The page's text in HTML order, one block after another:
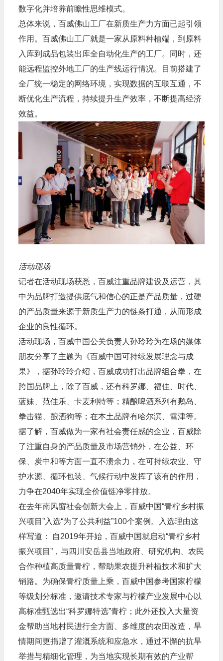
数字化并培养前瞻性思维模式。
总体来说，百威佛山工厂在新质生产力方面已起引领
作用。百威佛山工厂就是一家从原料种植端，到原料
入库到成品包装出库全自动化生产的工厂。同时，还
能远程监控外地工厂的生产线运行情况。目前搭建了
全厂统一稳定的网络环境，实现数据的互联互通，不
断优化生产流程，持续提升生产效率，不断提高经济
效益。
活动现场
记者在活动现场获悉，百威注重品牌建设及运营，其
中为品牌打造提供底气和信心的正是产品质量，过硬
的产品质量来源于新质生产力的链条打通，从而形成
企业的良性循环。
活动现场，百威中国公关负责人孙玲玲为在场的媒体
朋友分享了主题为《百威中国可持续发展理念与成
果》，据孙玲玲介绍，百威成功打出品牌组合拳，在
跨国品牌上，除了百威，还有科罗娜、福佳、时代、
蓝妹、范佳乐、卡麦利特等；精酿啤酒系列有鹅岛、
拳击猫、酿酒狗等；在本土品牌有哈尔滨、雪津等。
据了解，百威做为一家有社会责任感的企业，百威除
了注重自身的产品质量及市场营销外，在公益、环
保、炭中和等方面一直不溃余力，在可持续农业、守
护水源、循环包装、气候行动中发挥了该有的作用，
力争在2040年实现全价值链净零排放。
在去年南风窗社会创新大会上，百威中国“青柠乡村振
兴项目”入选“为了公共利益”100个案例。入选理由这
样写道： 自2019年开始，百威中国就启动“青柠乡村
振兴项目”，与四川安岳县当地政府、研究机构、农民
合作种植高质量青柠，帮助果农提升种植技术和扩大
销路。为确保青柠质量上乘，百威中国参考国家柠檬
等级划分标准，邀请技术专家与柠檬产业发展中心以
高标准甄选出“科罗娜特选”青柠；此外还投入大量资
金帮助当地村民进行全方面、多维度的农田改造，旱
情期间更捐赠了灌溉系统和应急水，通过不懈的抗旱
举措与精细化管理，为当地实现长期有效的产业帮